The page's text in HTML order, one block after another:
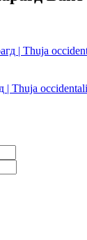
| Thuja